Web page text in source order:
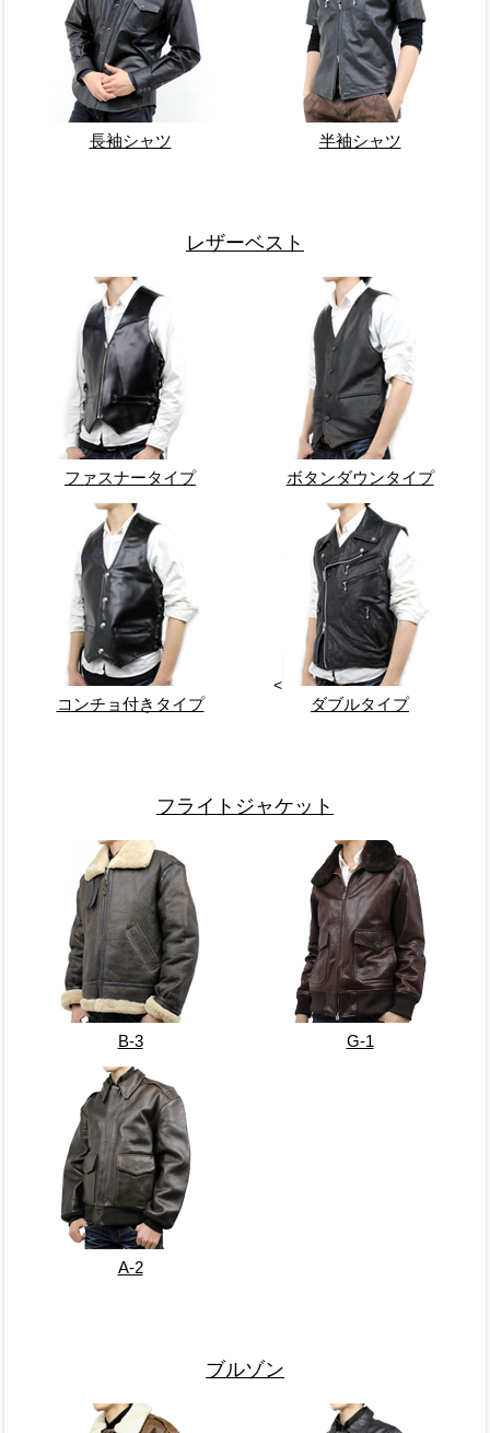
長袖シャツ 半袖シャツ
レザーベスト
ファスナータイプ ボタンダウンタイプ
コンチョ付きタイプ
<
ダブルタイプ
フライトジャケット
B-3 G-1
A-2
ブルゾン